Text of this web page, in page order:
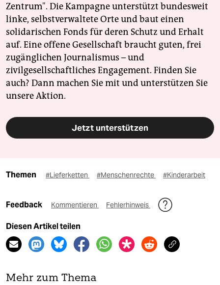
Zentrum". Die Kampagne unterstützt bundesweit
linke, selbstverwaltete Orte und baut einen
solidarischen Fonds für deren Schutz und Erhalt
auf. Eine offene Gesellschaft braucht guten, frei
zugänglichen Journalismus – und
zivilgesellschaftliches Engagement. Finden Sie
auch? Dann machen Sie mit und unterstützen Sie
unsere Aktion.
Jetzt unterstützen
Themen #Lieferketten #Menschenrechte #Kinderarbeit
Feedback Kommentieren Fehlerhinweis
Diesen Artikel teilen
Mehr zum Thema